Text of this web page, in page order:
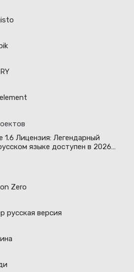
1.6 Лицензия: Легендарный
языке доступен в 2026
Zero
русская версия